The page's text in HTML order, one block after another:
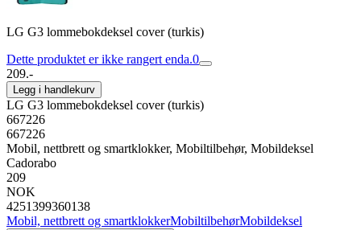
LG G3 lommebokdeksel cover (turkis)
Dette produktet er ikke rangert enda.0
209.-
Legg i handlekurv
LG G3 lommebokdeksel cover (turkis)
667226
667226
Mobil, nettbrett og smartklokker, Mobiltilbehør, Mobildeksel
Cadorabo
209
NOK
4251399360138
Mobil, nettbrett og smartklokkerMobiltilbehørMobildeksel